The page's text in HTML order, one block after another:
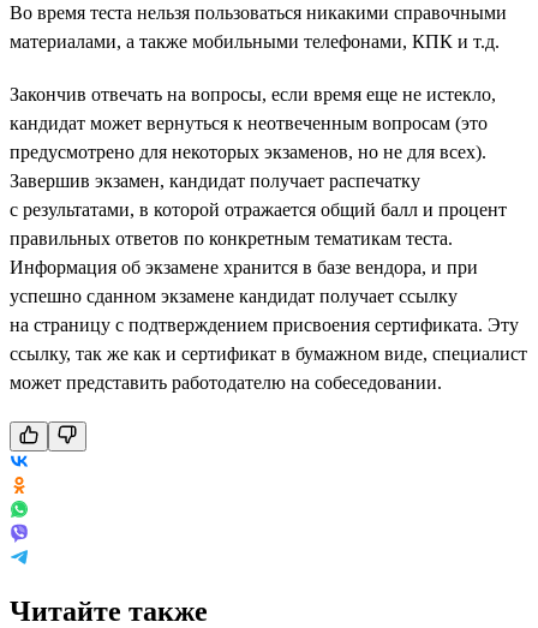
Во время теста нельзя пользоваться никакими справочными
материалами, а также мобильными телефонами, КПК и т.д.
Закончив отвечать на вопросы, если время еще не истекло,
кандидат может вернуться к неотвеченным вопросам (это
предусмотрено для некоторых экзаменов, но не для всех).
Завершив экзамен, кандидат получает распечатку
с результатами, в которой отражается общий балл и процент
правильных ответов по конкретным тематикам теста.
Информация об экзамене хранится в базе вендора, и при
успешно сданном экзамене кандидат получает ссылку
на страницу с подтверждением присвоения сертификата. Эту
ссылку, так же как и сертификат в бумажном виде, специалист
может представить работодателю на собеседовании.
Читайте также